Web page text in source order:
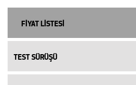
FİYAT LİSTESİ
TEST SÜRÜŞÜ